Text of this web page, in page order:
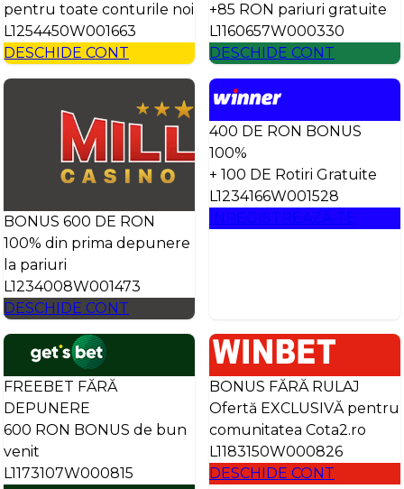
pentru toate conturile noi
L1254450W001663
DESCHIDE CONT
+85 RON pariuri gratuite
L1160657W000330
DESCHIDE CONT
BONUS 600 DE RON
100% din prima depunere
la pariuri
L1234008W001473
DESCHIDE CONT
400 DE RON BONUS
100%
+ 100 DE Rotiri Gratuite
L1234166W001528
ÎNREGISTREAZĂ-TE
FREEBET FĂRĂ
DEPUNERE
600 RON BONUS de bun
venit
L1173107W000815
BONUS FĂRĂ RULAJ
Ofertă EXCLUSIVĂ pentru
comunitatea Cota2.ro
L1183150W000826
DESCHIDE CONT